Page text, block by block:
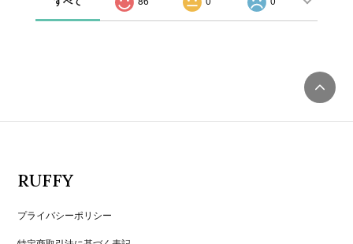
RUFFY
プライバシーポリシー